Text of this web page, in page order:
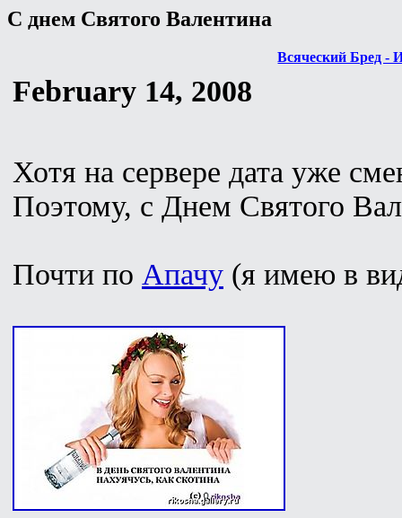
С днем Святого Валентина
Всяческий Бред -
February 14, 2008
Хотя на сервере дата уже
Поэтому, с Днем Святого
Почти по Апачу (я имею в